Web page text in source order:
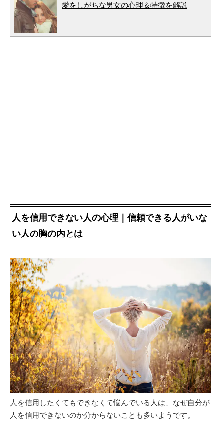
愛をしがちな男女の心理＆特徴を解説
人を信用できない人の心理｜信頼できる人がいな
い人の胸の内とは
人を信用したくてもできなくて悩んでいる人は、なぜ自分が
人を信用できないのか分からないことも多いようです。